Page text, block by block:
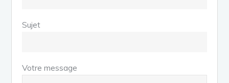
Sujet
Votre message